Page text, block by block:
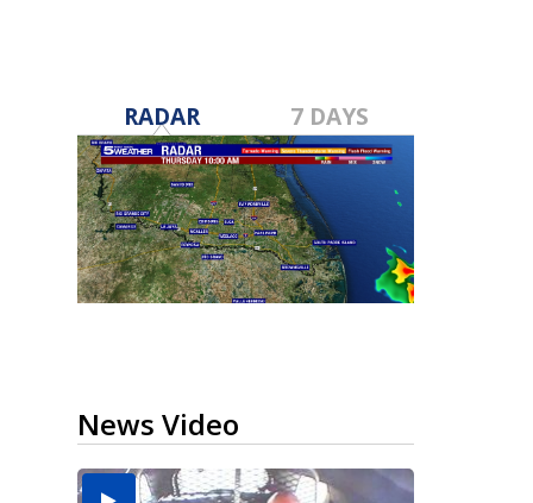
RADAR 7 DAYS
News Video